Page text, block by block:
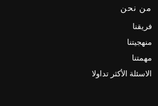
من نحن
فريقنا
منهجيتنا
مهمتنا
الاسئلة الأكثر تداولا